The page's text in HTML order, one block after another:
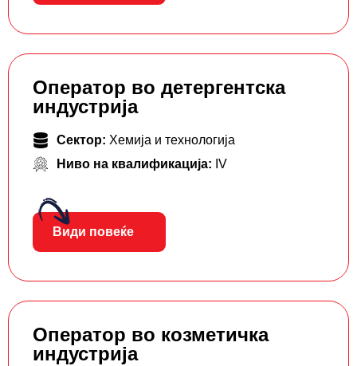
Оператор во детергентска
индустрија
Сектор: Хемија и технологија
Ниво на квалификација: IV
Види повеќе
Оператор во козметичка
индустрија